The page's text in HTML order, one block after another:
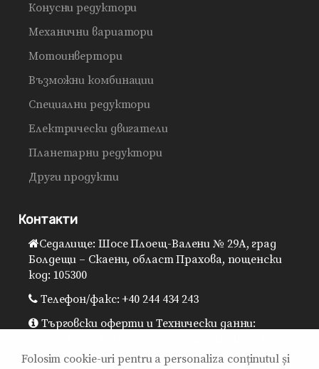
Конусни редуктори
Механични вариатори
Мотоинвертори
Възможни комбинации
Специални редуктори
Електрически двигатели
Планетарни редуктори
Други продукти
Контакти
Седалище: Шосе Плоещ-Валени № 29A, град
Болдещи – Скаени, област Прахова, пощенски
код: 105300
Телефон/факс: +40 244 434 243
Търговски оферти и Технически данни:
Генерален директор: 0725.930.906 /
Folosim cookie-uri pentru a personaliza conținutul și